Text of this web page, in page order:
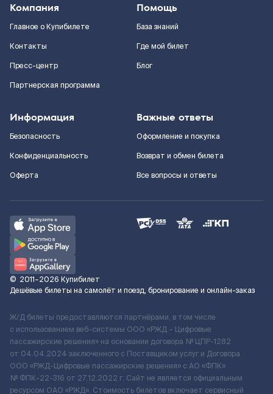
Компания
Главное о Купибилете
Контакты
Пресс-центр
Партнерская программа
Помощь
База знаний
Где мой билет
Блог
Информация
Безопасность
Конфиденциальность
Оферта
Важные ответы
Оформление и покупка
Возврат и обмен билета
Все вопросы и ответы
© 2011–2026 Купибилет
Дешёвые билеты на самолёт и поезд, бронирование и онлайн-заказ
Ж/Д билеты предоставляются партнёрами, в том числе
с использованием веб-системы ООО «РЖД – Цифровые
пассажирские решения» на основании договора № ЦПР-1282
от 04.04.2024 заключенного с Поставщиком услуг и Договора
ООО «РЖД-Цифровые пассажирские решения» c АО «ФПК»
№ ФПК-22-316 от 27.12.2022 г. Сайт не является официальным
ресурсом ОАО «РЖД». Стоимость билетов включает сервисный